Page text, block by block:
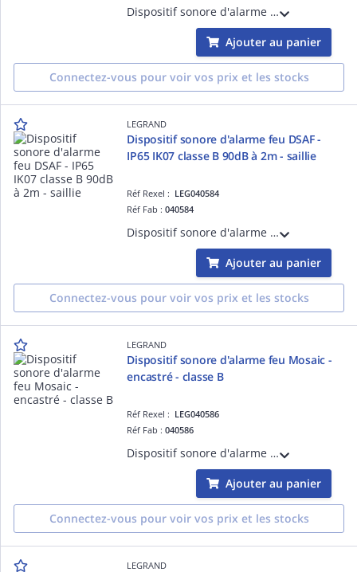
Dispositif sonore d'alarme feu DSAF - IP65 IK07 classe B 90dB à 2m avec flash rouge - fixation saillie - conforme aux normes NF EN 54-3, NF S 32-001 - livré avec 2 presse étoupe ISO20
Ajouter au panier
Connectez-vous pour voir vos prix et les stocks
LEGRAND
Dispositif sonore d'alarme feu DSAF -
IP65 IK07 classe B 90dB à 2m - saillie
Réf Rexel : LEG040584
Réf Fab :040584
Dispositif sonore d'alarme feu DSAF - IP65 IK07 classe B 90dB à 2m - fixation saillie - conforme aux normes NF EN 54-3, NF S 32-001 - livré avec 2 presse étoupe ISO20
Ajouter au panier
Connectez-vous pour voir vos prix et les stocks
LEGRAND
Dispositif sonore d'alarme feu Mosaic -
encastré - classe B
Réf Rexel : LEG040586
Réf Fab :040586
Dispositif sonore d'alarme feu DSAF - IP21 IK07 classe B 90dB à 2m - fixation encastrée faux-plafond - conforme aux normes NF EN 54-3, NF S 32-001
Ajouter au panier
Connectez-vous pour voir vos prix et les stocks
LEGRAND